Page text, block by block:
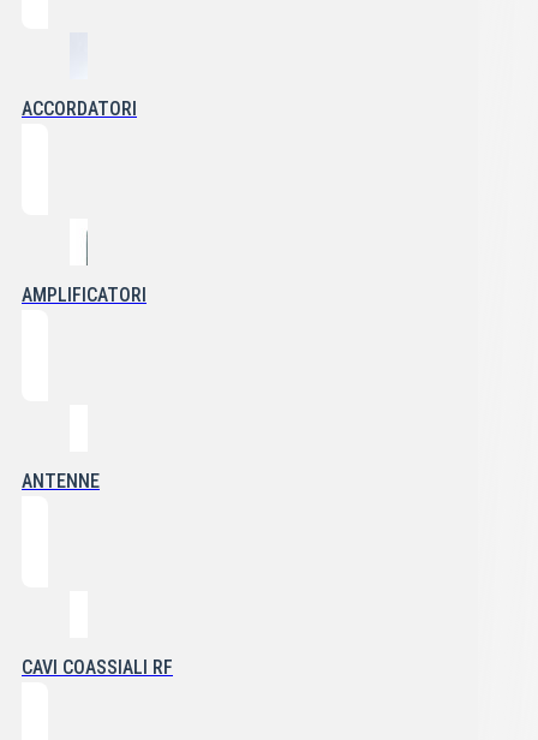
ACCORDATORI
AMPLIFICATORI
ANTENNE
CAVI COASSIALI RF